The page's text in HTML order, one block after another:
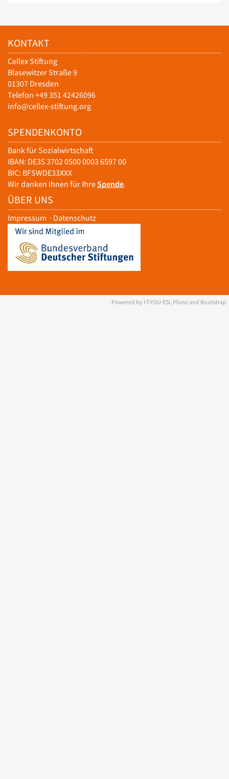
KONTAKT
Cellex Stiftung
Blasewitzer Straße 9
01307 Dresden
Telefon +49 351 42426096
info@cellex-stiftung.org
SPENDENKONTO
Bank für Sozialwirtschaft
IBAN: DE35 3702 0500 0003 6597 00
BIC: BFSWDE33XXX
Wir danken Ihnen für IhreSpende.
ÜBER UNS
Impressum · Datenschutz
Powered by I·T·YOU·ESI, Plone and Bootstrap